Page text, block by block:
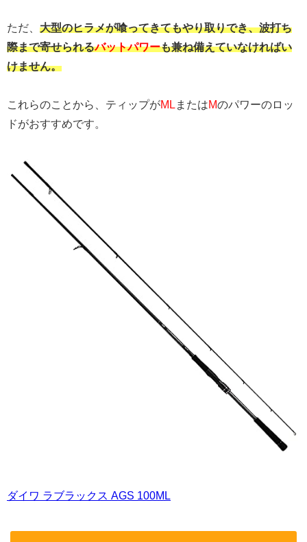
ただ、 大型のヒラメが喰ってきてもやり取りでき、波打ち
際まで寄せられるバットパワーも兼ね備えていなければい
けません。
これらのことから、 ティップがML またはMのパワーのロッ
ドがおすすめです。
ダイワ ラブラックス AGS 100ML